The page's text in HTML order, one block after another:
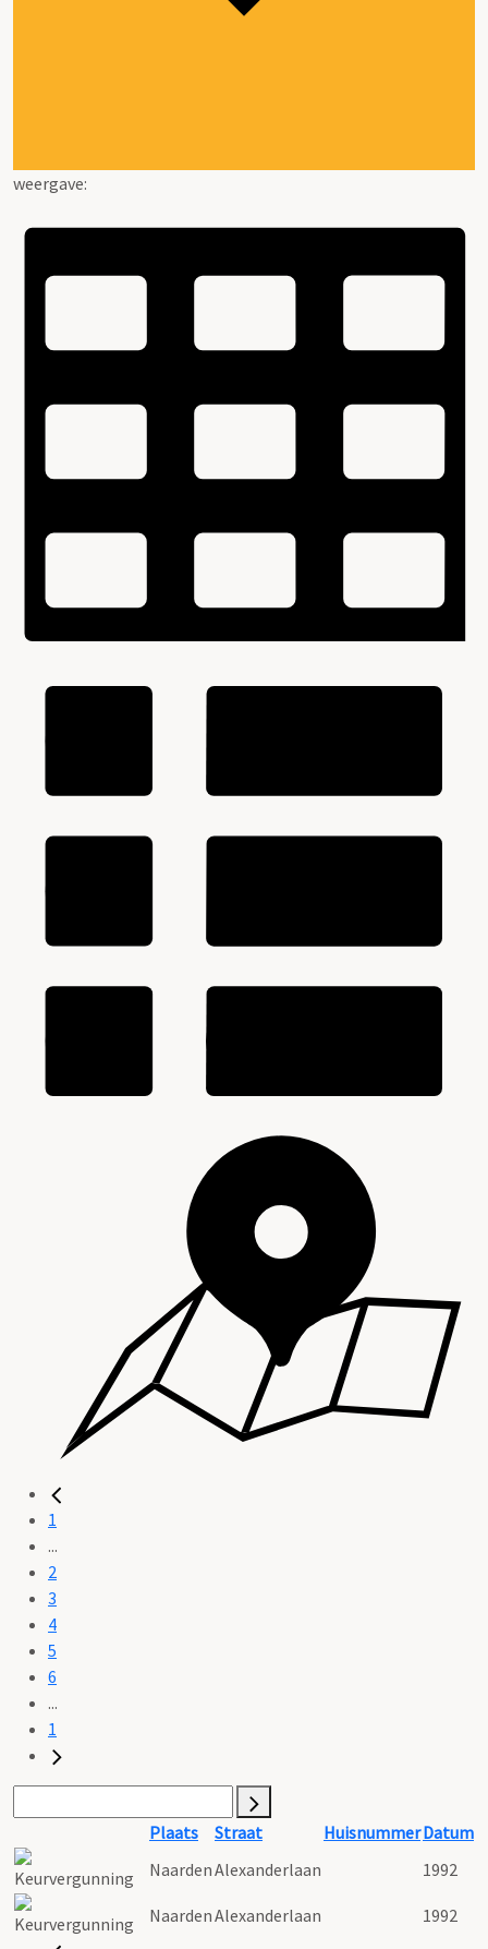
weergave:
1
...
2
3
4
5
6
...
1
Plaats Straat HuisnummerDatum
NaardenAlexanderlaan 1992
NaardenAlexanderlaan 1992